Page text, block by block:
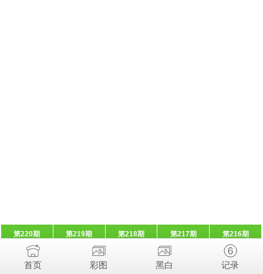
第220期 第219期 第218期 第217期 第216期
首页 彩图 黑白 记录